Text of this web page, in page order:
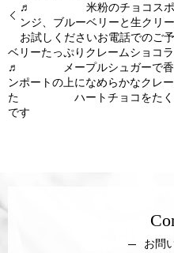
♬ 米粉のチョコスポンジ
ンジ、ブルーベリーと生
お試しくださいお電話で
ベリーたっぷりクレームショコ
♬ メープルシュガーで香り
ンポートの上になめらかなクレ
た ハートチョコをたくさ
です
お問